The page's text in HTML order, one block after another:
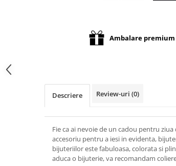
Ambalare premium
Descriere Review-uri (0)
Fie ca ai nevoie de un cadou pentru
accesoriu pentru a iesi in evidenta,
bijuteriilor este fabuloasa, colorata si
aduca o bijuterie, va recomandam